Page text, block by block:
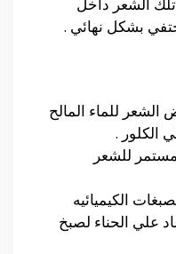
بشكل نهائي .
للماء المالح
الكلور .
للشعر
الكيميائيه
علي الحناء لصبخ